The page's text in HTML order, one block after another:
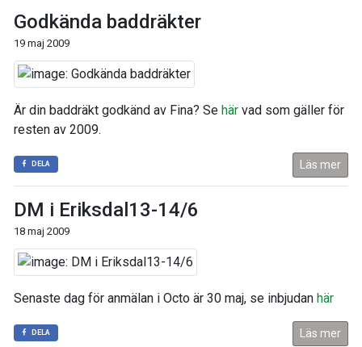
Godkända baddräkter
19 maj 2009
Är din baddräkt godkänd av Fina? Se här vad som gäller för
resten av 2009.
DELA Läs mer
DM i Eriksdal13-14/6
18 maj 2009
Senaste dag för anmälan i Octo är 30 maj, se inbjudan här
DELA Läs mer